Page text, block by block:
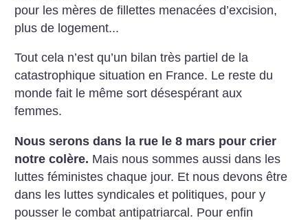
pour les mères de fillettes menacées d’excision,
plus de logement...
Tout cela n’est qu’un bilan très partiel de la
catastrophique situation en France. Le reste du
monde fait le même sort désespérant aux
femmes.
Nous serons dans la rue le 8 mars pour crier
notre colère. Mais nous sommes aussi dans les
luttes féministes chaque jour. Et nous devons être
dans les luttes syndicales et politiques, pour y
pousser le combat antipatriarcal. Pour enfin